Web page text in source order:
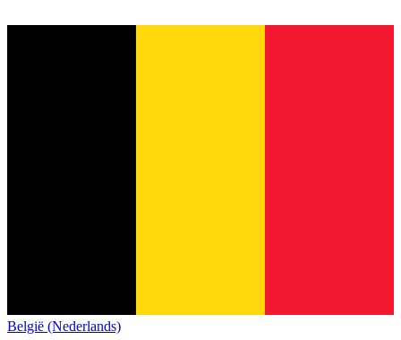
België (Nederlands)